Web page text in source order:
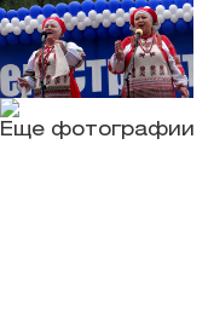
Еще фотографии